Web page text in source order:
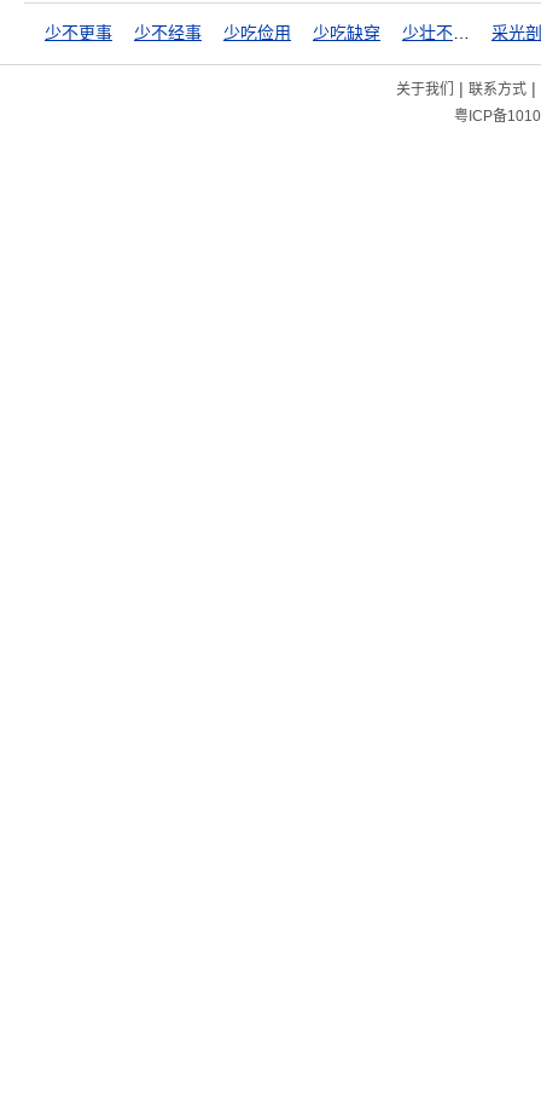
少不更事 少不经事 少吃俭用 少吃缺穿 采光
关于我们 | 联系方式|
粤ICP备